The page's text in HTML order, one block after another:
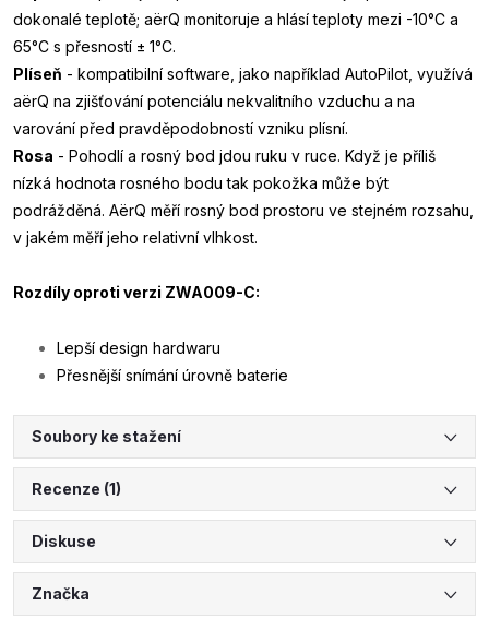
dokonalé teplotě; aërQ monitoruje a hlásí teploty mezi -10°C a
65°C s přesností ± 1°C.
Plíseň - kompatibilní software, jako například AutoPilot, využívá
aërQ na zjišťování potenciálu nekvalitního vzduchu a na
varování před pravděpodobností vzniku plísní.
Rosa - Pohodlí a rosný bod jdou ruku v ruce. Když je příliš
nízká hodnota rosného bodu tak pokožka může být
podrážděná. AërQ měří rosný bod prostoru ve stejném rozsahu,
v jakém měří jeho relativní vlhkost.
Rozdíly oproti verzi ZWA009-C:
Lepší design hardwaru
Přesnější snímání úrovně baterie
Soubory ke stažení
Recenze (1)
Diskuse
Značka